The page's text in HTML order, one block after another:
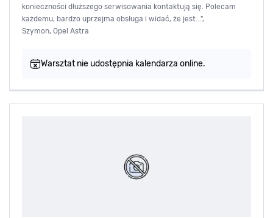
konieczności dłuższego serwisowania kontaktują się. Polecam
każdemu, bardzo uprzejma obsługa i widać, że jest...",
Szymon, Opel Astra
Warsztat nie udostępnia kalendarza online.